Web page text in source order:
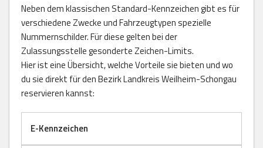
Neben dem klassischen Standard-Kennzeichen gibt es für
verschiedene Zwecke und Fahrzeugtypen spezielle
Nummernschilder. Für diese gelten bei der
Zulassungsstelle gesonderte Zeichen-Limits.
Hier ist eine Übersicht, welche Vorteile sie bieten und wo
du sie direkt für den Bezirk Landkreis Weilheim-Schongau
reservieren kannst:
E-Kennzeichen